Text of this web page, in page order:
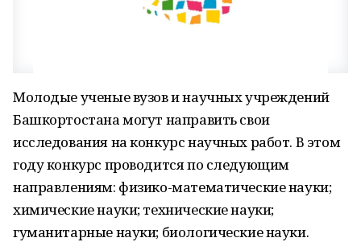
Молодые ученые вузов и научных учреждений
Башкортостана могут направить свои
исследования на конкурс научных работ. В этом
году конкурс проводится по следующим
направлениям: физико-математические науки;
химические науки; технические науки;
гуманитарные науки; биологические науки.